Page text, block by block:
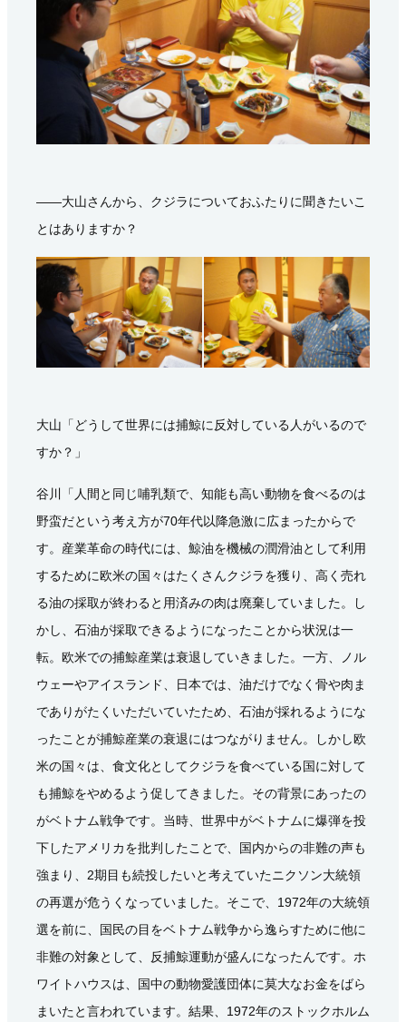
――大山さんから、クジラについておふたりに聞きたいこ
とはありますか？
大山「どうして世界には捕鯨に反対している人がいるので
すか？」
谷川「人間と同じ哺乳類で、知能も高い動物を食べるのは
野蛮だという考え方が70年代以降急激に広まったからで
す。産業革命の時代には、鯨油を機械の潤滑油として利用
するために欧米の国々はたくさんクジラを獲り、高く売れ
る油の採取が終わると用済みの肉は廃棄していました。し
かし、石油が採取できるようになったことから状況は一
転。欧米での捕鯨産業は衰退していきました。一方、ノル
ウェーやアイスランド、日本では、油だけでなく骨や肉ま
でありがたくいただいていたため、石油が採れるようにな
ったことが捕鯨産業の衰退にはつながりません。しかし欧
米の国々は、食文化としてクジラを食べている国に対して
も捕鯨をやめるよう促してきました。その背景にあったの
がベトナム戦争です。当時、世界中がベトナムに爆弾を投
下したアメリカを批判したことで、国内からの非難の声も
強まり、2期目も続投したいと考えていたニクソン大統領
の再選が危うくなっていました。そこで、1972年の大統領
選を前に、国民の目をベトナム戦争から逸らすために他に
非難の対象として、反捕鯨運動が盛んになったんです。ホ
ワイトハウスは、国中の動物愛護団体に莫大なお金をばら
まいたと言われています。結果、1972年のストックホルム